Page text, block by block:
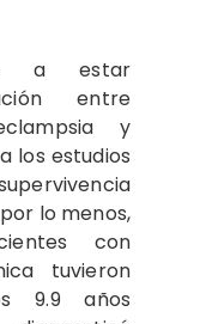
a estar
entre
y
los estudios
lo menos,
con
tuvieron
9.9 años